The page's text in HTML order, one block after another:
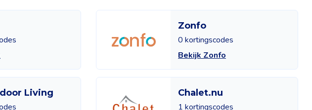
Zonfo
0 kortingscodes
Bekijk Zonfo
Living
Chalet.nu
1 kortingscodes